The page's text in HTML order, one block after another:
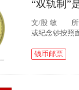
“双轨制”
文/殷 敏 所谓
或纪念钞按照
售。贺岁牛流
钱币邮票